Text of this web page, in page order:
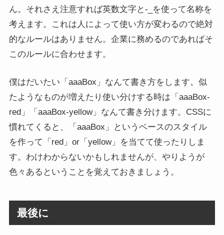
ん。それさえ注意すれば英数文字と-_を使って名称を
考えます。これは人によって使い方が変わるので絶対
的なルールはありません。企業に務めるのであればそ
このルールに合わせます。
僕はだいたい「aaaBox」なんて書き方をします。似
たようなものが増えたり使い分けする時は「aaaBox-
red」「aaaBox-yellow」なんて書き分けます。CSSに
慣れてくると、「aaaBox」というベースのスタイル
を作って「red」or「yellow」を当てて使ったりしま
す。わけわからないかもしれませんが、やりようが
色々あるということを覚えておきましょう。
最後に